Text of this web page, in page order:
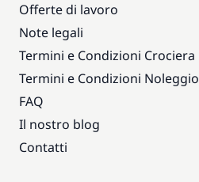
Offerte di lavoro
Note legali
Termini e Condizioni Crociera
Termini e Condizioni Noleggio
FAQ
Il nostro blog
Contatti